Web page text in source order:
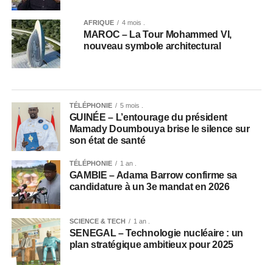
AFRIQUE 4 mois .
MAROC – La Tour Mohammed VI,
nouveau symbole architectural
TÉLÉPHONIE 5 mois .
GUINÉE – L’entourage du président
Mamady Doumbouya brise le silence sur
son état de santé
TÉLÉPHONIE 1 an .
GAMBIE – Adama Barrow confirme sa
candidature à un 3e mandat en 2026
SCIENCE & TECH 1 an .
SENEGAL – Technologie nucléaire : un
plan stratégique ambitieux pour 2025